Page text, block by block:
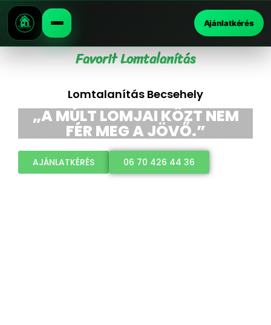
Ajánlatkérés
Favorit Lomtalanítás
Lomtalanítás Becsehely
„A MÚLT LOMJAI KÖZT NEM
FÉR MEG A JÖVŐ.”
AJÁNLATKÉRÉS 06 70 426 44 36